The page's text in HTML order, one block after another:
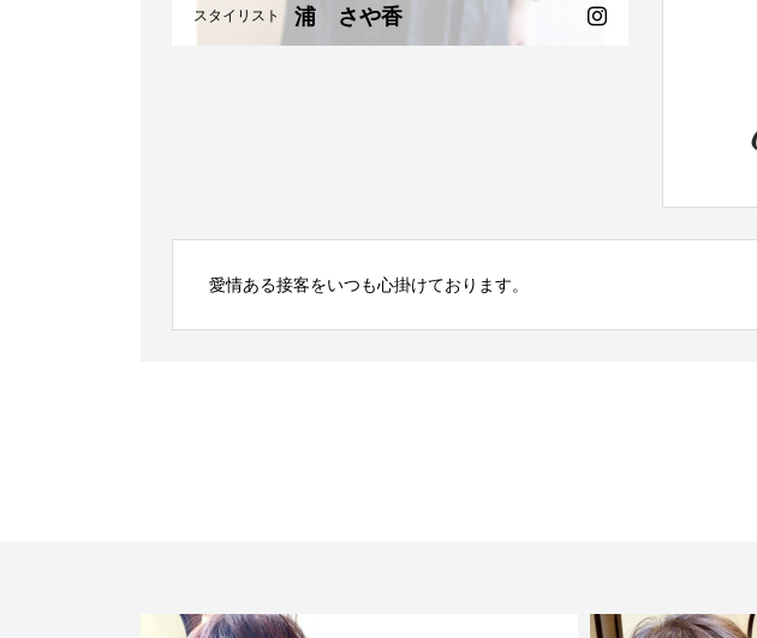
スタイリスト 浦 さや香
愛情ある接客をいつも心掛けております。